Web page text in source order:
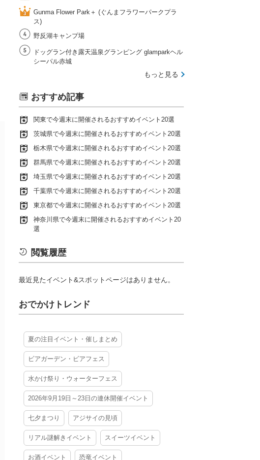
Gunma Flower Park＋ (ぐんまフラワーパークプラ
ス)
野反湖キャンプ場
ドッグラン付き露天温泉グランピング glamparkヘル
シーパル赤城
もっと見る
おすすめ記事
関東で今週末に開催されるおすすめイベント20選
茨城県で今週末に開催されるおすすめイベント20選
栃木県で今週末に開催されるおすすめイベント20選
群馬県で今週末に開催されるおすすめイベント20選
埼玉県で今週末に開催されるおすすめイベント20選
千葉県で今週末に開催されるおすすめイベント20選
東京都で今週末に開催されるおすすめイベント20選
神奈川県で今週末に開催されるおすすめイベント20
選
閲覧履歴
最近見たイベント&スポットページはありません。
おでかけトレンド
夏の注目イベント・催しまとめ
ビアガーデン・ビアフェス
水かけ祭り・ウォーターフェス
2026年9月19日～23日の連休開催イベント
七夕まつり アジサイの見頃
リアル謎解きイベント スイーツイベント
お酒イベント 恐竜イベント